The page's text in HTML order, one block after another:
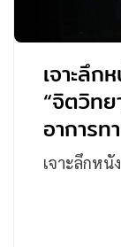
เจาะลึก
“จิตวิท
อาการท
เจาะลึกหนั